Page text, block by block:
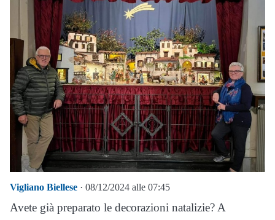
Vigliano Biellese · 08/12/2024 alle 07:45
Avete già preparato le decorazioni natalizie? A